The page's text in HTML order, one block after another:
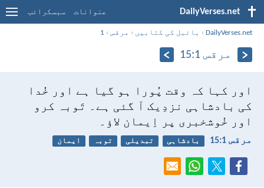
DailyVerses.net عنوانات سبسکرائب
DailyVerses.net
› بائبل کی کتابیں › مرقس ›
1
مرقس 1:‏15
اور کہا کہ وقت پُورا ہو گیا ہے اور خُدا
کی بادشاہی نزدِیک آ گئی ہے۔ تَوبہ کرو
اور خُوشخبری پر اِیمان لاؤ۔
مرقس 1:‏15 بادشاہی تبدیلی توبہ ایمان